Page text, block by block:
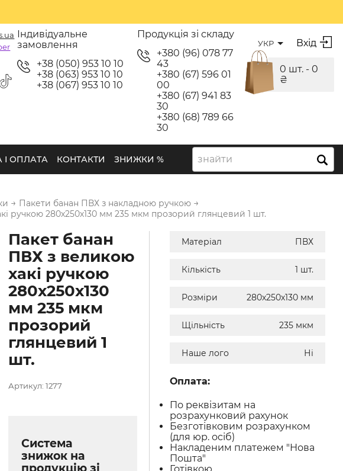
Індивідуальне
замовлення
+38 (050) 953 10 10
+38 (063) 953 10 10
+38 (067) 953 10 10
Продукція зі складу
+380 (96) 078 77
43
+380 (67) 596 01
00
+380 (67) 941 83
30
+380 (68) 789 66
30
УКР Вхід
0 шт. - 0
₴
І ОПЛАТА КОНТАКТИ ЗНИЖКИ % знайти
→ Пакети банан ПВХ з накладною ручкою →
ручкою 280х250х130 мм 235 мкм прозорий глянцевий 1 шт.
Пакет банан
ПВХ з великою
хакі ручкою
280х250х130
мм 235 мкм
прозорий
глянцевий 1
шт.
Артикул: 1277
Система
знижок на
продукцію зі
Матеріал ПВХ
Кількість 1 шт.
Розміри 280х250х130 мм
Щільність 235 мкм
Наше лого Ні
Оплата:
По реквізитам на
розрахунковий рахунок
Безготівковим розрахунком
(для юр. осіб)
Накладеним платежем "Нова
Пошта"
Готівкою